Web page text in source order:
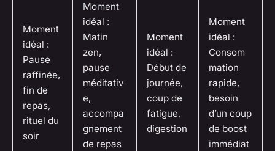
Moment
idéal :
Pause
raffinée,
fin de
repas,
rituel du
soir
Moment
idéal :
Matin
zen,
pause
méditativ
e,
accompa
gnement
de repas
Moment
idéal :
Début de
journée,
coup de
fatigue,
digestion
Moment
idéal :
Consom
mation
rapide,
besoin
d’un coup
de boost
immédiat